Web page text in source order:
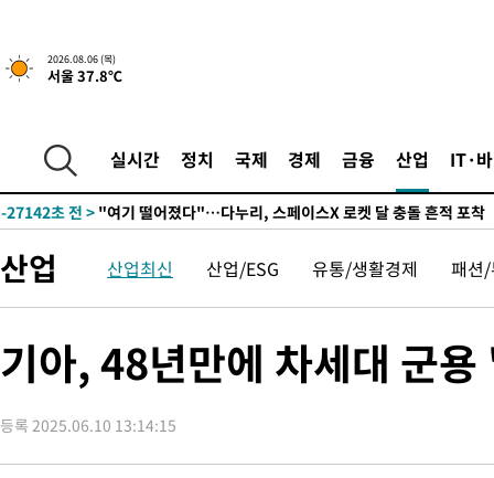
2026.08.06 (목)
서울 37.8℃
실시간 정치 국제 경제 금융 산업 IT·
2시간 전 >[속보] 호르무즈 해협 이란-오만 협상 기대속 뉴욕증시 혼조 마감
0.49%↑
-29748초 전 > [속보]코스닥, 800p 회복…0.26% 오른 801.67 마감
-29543초 전 >
[속보]원·달러 환율, 0.7원 내린 1423.8원 마감
-27142초 전 >
-24187초 전 > 손흥민, 5경기 연속골 실패…LAFC는 승부차기 끝 과달라하라
-16425초 전 > 트럼프, 한국계 진보 주지사 후보 맹공…"공산주의가 최대 위
-16403초 전 >"美간섭에 합의 지연"…트럼프, '이란 호르무즈 통제권' 수용
-11620초 전 > [속보]경찰, '홍명보 선임 논란' 대한축구협회·축구회관 등 압
상
-10800초 전 >[속보]코스피 매도사이드카 발동…4%대 급락
-10072초 전 >[속보]전남광주 초대 시민추천 부시장에 백승주·윤난실
산업 산업최신 산업/ESG 유통/생활경제 패션
기아, 48년만에 차세대 군
등록 2025.06.10 13:14:15